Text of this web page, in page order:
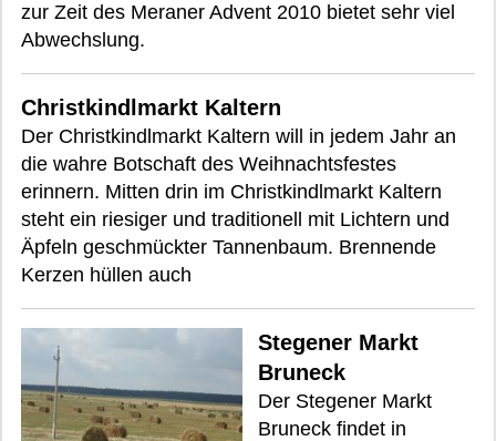
zur Zeit des Meraner Advent 2010 bietet sehr viel
Abwechslung.
Christkindlmarkt Kaltern
Der Christkindlmarkt Kaltern will in jedem Jahr an
die wahre Botschaft des Weihnachtsfestes
erinnern. Mitten drin im Christkindlmarkt Kaltern
steht ein riesiger und traditionell mit Lichtern und
Äpfeln geschmückter Tannenbaum. Brennende
Kerzen hüllen auch
Stegener Markt
Bruneck
Der Stegener Markt
Bruneck findet in